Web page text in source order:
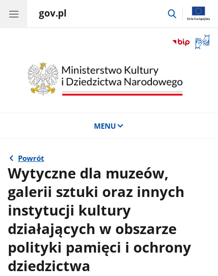
gov.pl
przejdź
okno
MENU
Powrót
Wytyczne dla muzeów,
galerii sztuki oraz innych
instytucji kultury
działających w obszarze
polityki pamięci i ochrony
dziedzictwa